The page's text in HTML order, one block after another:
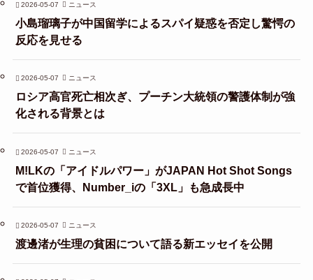
2026-05-07 ニュース
小島瑠璃子が中国留学によるスパイ疑惑を否定し驚愕の
反応を見せる
2026-05-07 ニュース
ロシア高官死亡相次ぎ、プーチン大統領の警護体制が強
化される背景とは
2026-05-07 ニュース
M!LKの「アイドルパワー」がJAPAN Hot Shot Songs
で首位獲得、Number_iの「3XL」も急成長中
2026-05-07 ニュース
渡邊渚が生理の貧困について語る新エッセイを公開